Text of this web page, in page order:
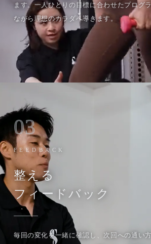
ます。一人ひとりの目標に合わせたプログ
ながら理想のカラダへ導きます。
03
FEEDBACK
整える
フィードバック
毎回の変化を一緒に確認し、次回への通い